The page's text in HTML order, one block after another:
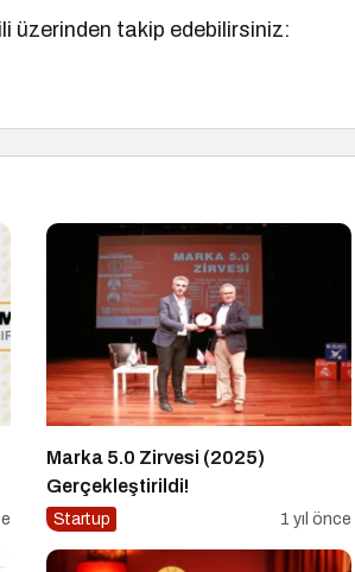
üzerinden takip edebilirsiniz:
Marka 5.0 Zirvesi (2025)
Gerçekleştirildi!
Startup 1 yıl önce